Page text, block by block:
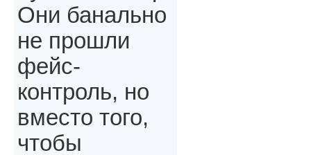
Они банально
не прошли
фейс-
контроль, но
вместо того,
чтобы